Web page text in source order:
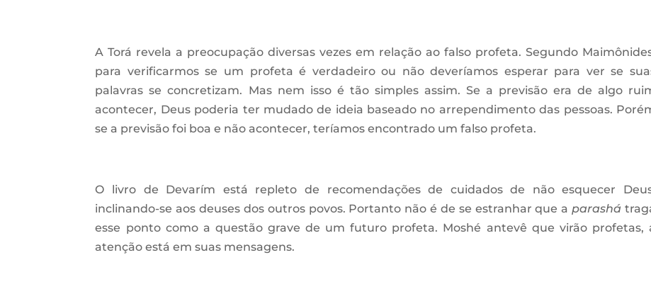
A Torá revela a preocupação diversas vezes em relação ao falso profeta. Segundo
para verificarmos se um profeta é verdadeiro ou não deveríamos esperar para ver se
palavras se concretizam. Mas nem isso é tão simples assim. Se a previsão era de algo
acontecer, Deus poderia ter mudado de ideia baseado no arrependimento das pessoas.
se a previsão foi boa e não acontecer, teríamos encontrado um falso profeta.
O livro de Devarím está repleto de recomendações de cuidados de não esquecer
inclinando-se aos deuses dos outros povos. Portanto não é de se estranhar que aparashá
esse ponto como a questão grave de um futuro profeta. Moshé antevê que virão profetas,
atenção está em suas mensagens.